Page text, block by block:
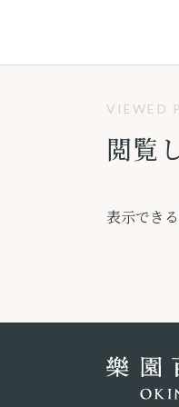
VIEWED
閲覧
表示でき